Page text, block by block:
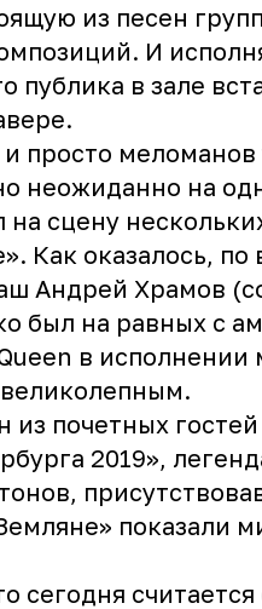
из песен
И
публика в зале
просто меломанов
неожиданно на
сцену
Как оказалось, по
Андрей Храмов
был на равных с
в
великолепным.
из почетных
2019»,
показали
сегодня